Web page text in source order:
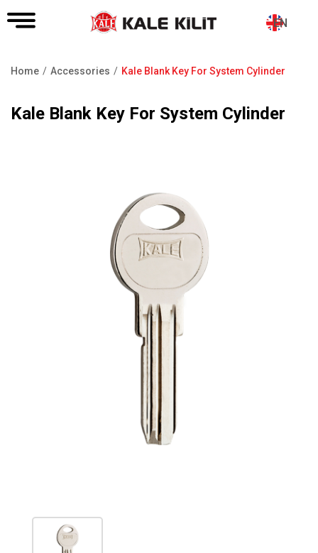
EN
Home Accessories Kale Blank Key For System Cylinder
Kale Blank Key For System Cylinder